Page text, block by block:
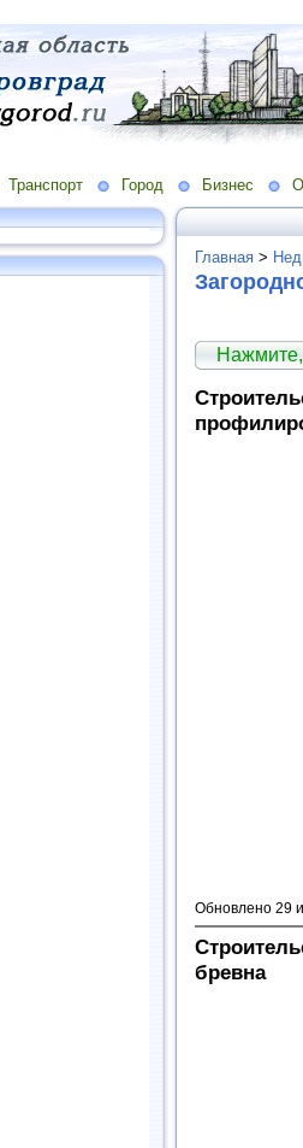
Транспорт Город Бизнес
Главная >
Обновлено 29
бревна